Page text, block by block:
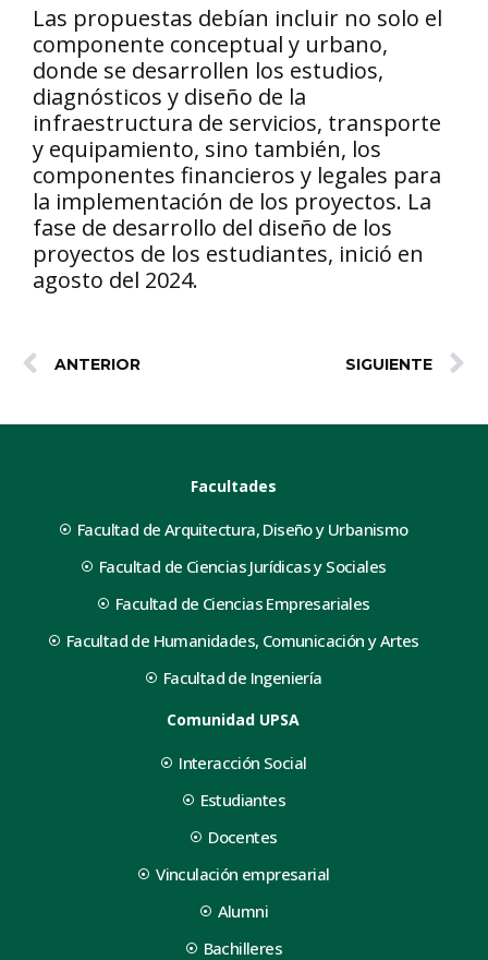
Las propuestas debían incluir no solo el
componente conceptual y urbano,
donde se desarrollen los estudios,
diagnósticos y diseño de la
infraestructura de servicios, transporte
y equipamiento, sino también, los
componentes financieros y legales para
la implementación de los proyectos. La
fase de desarrollo del diseño de los
proyectos de los estudiantes, inició en
agosto del 2024.
ANTERIOR SIGUIENTE
Facultades
Facultad de Arquitectura, Diseño y Urbanismo
Facultad de Ciencias Jurídicas y Sociales
Facultad de Ciencias Empresariales
Facultad de Humanidades, Comunicación y Artes
Facultad de Ingeniería
Comunidad UPSA
Interacción Social
Estudiantes
Docentes
Vinculación empresarial
Alumni
Bachilleres